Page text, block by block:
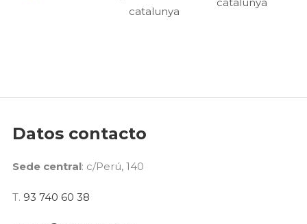
Datos contacto
Sede central: c/Perú, 140
T. 93 740 60 38